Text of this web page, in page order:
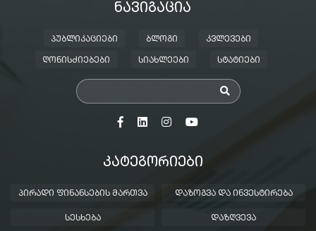
ᲜᲐᲕᲘᲒᲐᲪᲘᲐ
ᲞᲣᲑᲚᲘᲙᲐᲪᲘᲔᲑᲘ ᲑᲚᲝᲒᲘ ᲙᲕᲚᲔᲕᲔᲑᲘ
ᲦᲝᲜᲘᲡᲫᲘᲔᲑᲔᲑᲘ ᲡᲘᲐᲮᲚᲔᲔᲑᲘ ᲡᲢᲐᲢᲘᲔᲑᲘ
ᲙᲐᲢᲔᲒᲝᲠᲘᲔᲑᲘ
ᲞᲘᲠᲐᲓᲘ ᲤᲘᲜᲐᲜᲡᲔᲑᲘᲡ ᲛᲐᲠᲗᲕᲐ ᲓᲐᲖᲝᲒᲕᲐ ᲓᲐ ᲘᲜᲕᲔᲡᲢᲘᲠᲔᲑᲐ
ᲡᲔᲡᲮᲔᲑᲐ ᲓᲐᲖᲦᲕᲔᲕᲐ